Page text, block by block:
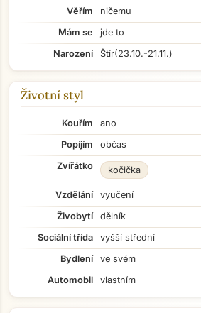
Věřím
ničemu
Mám se
jde to
Narození
Štír(23.10.-21.11.)
Životní styl
Kouřím
ano
Popíjím
občas
Zvířátko
kočička
Vzdělání
vyučení
Živobytí
dělník
Sociální třída
vyšší střední
Bydlení
ve svém
Automobil
vlastním